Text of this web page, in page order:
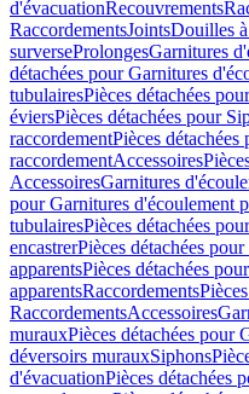
d'évacuationRecouvrements
RaccordementsJointsDouilles
surverseProlongesGarnitures
détachées pour Garnitures
tubulairesPièces détachées
éviersPièces détachées pour
raccordementPièces
raccordementAccessoires
AccessoiresGarnitures
pour Garnitures d'écoulement
tubulairesPièces détachées
encastrerPièces détachées
apparentsPièces détachées
apparentsRaccordements
RaccordementsAccessoires
murauxPièces détachées pour
déversoirs murauxSiphons
d'évacuationPièces détachées